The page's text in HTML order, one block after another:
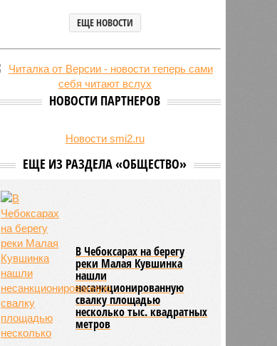
Минпромэнерго сообщило об
заправках
23/07
В Чувашии за 6 месяцев изъято
свыше 500 единиц оружия
ЕЩЕ НОВОСТИ
НОВОСТИ ПАРТНЕРОВ
Новости smi2.ru
ЕЩЕ ИЗ РАЗДЕЛА «ОБЩЕСТВО»
В Чебоксарах на берегу
реки Малая Кувшинка
нашли
несанкционированную
свалку площадью
несколько тыс. квадратных
метров